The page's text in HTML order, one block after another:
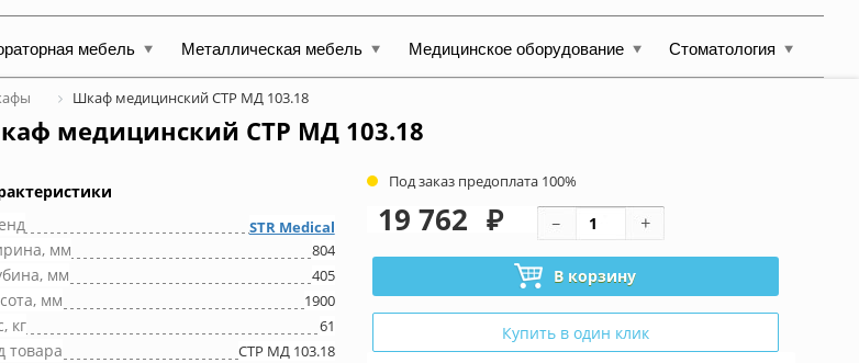
мебель Металлическая мебель Медицинское оборудование Стоматология
Шкаф медицинский СТР МД 103.18
медицинский СТР МД 103.18
STR Medical
мм 804
мм 405
мм 1900
кг 61
товара СТР МД 103.18
Под заказ предоплата 100%
19 762 ₽
В корзину
Купить в один клик